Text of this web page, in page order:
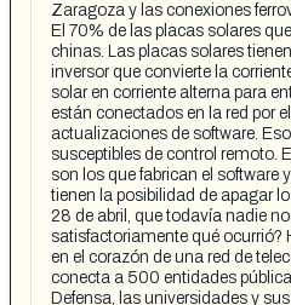
Zaragoza y las conexiones
El 70% de las placas solares
chinas. Las placas solares
inversor que convierte la
solar en corriente alterna para
están conectados en la red por
actualizaciones de software.
susceptibles de control remoto.
son los que fabrican el software
tienen la posibilidad de apagar
28 de abril, que todavía nadie
satisfactoriamente qué
en el corazón de una red de
conecta a 500 entidades
Defensa, las universidades y